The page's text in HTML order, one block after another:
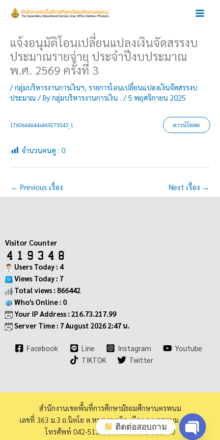
แจ้งอนุมัติโอนเปลี่ยนแปลงเงินจัดสรรงบ
ประมาณรายจ่าย ประจำปีงบประมาณ
พ.ศ. 2569 ครั้งที่ 3
/กลุ่มบริหารงานการเงินฯ, รายการโอนเปลี่ยนแปลงเงินจัดสรรงบ
ประมาณ / By กลุ่มบริหารงานการเงิน . /5 พฤศจิกายน 2025
1760664644x469279343_1 ดาวน์โหลด
จำนวนคนดู : 0
← Previous เรื่อง Next เรื่อง →
Visitor Counter
Users Today : 4
Views Today : 7
Total views : 866442
Who's Online : 0
Your IP Address : 216.73.217.99
Server Time : 7 August 2026 2:47 น.
Facebook Line Instagram
Youtube
TIKTOK
Twitter
สำนักงานเขตพื้นที่การศึกษามัธยมศึกษานครพนม
เลขที่ 363 ม.3 ถ.นิตโย ต.หนองญาติอ.เมือง จ.นครพนม 48000
โทรศัพท์ 042-513973 โทรสาร 042-513940
ติดต่อสอบถาม